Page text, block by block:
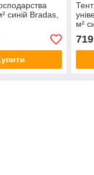
синій Bradas,
м²